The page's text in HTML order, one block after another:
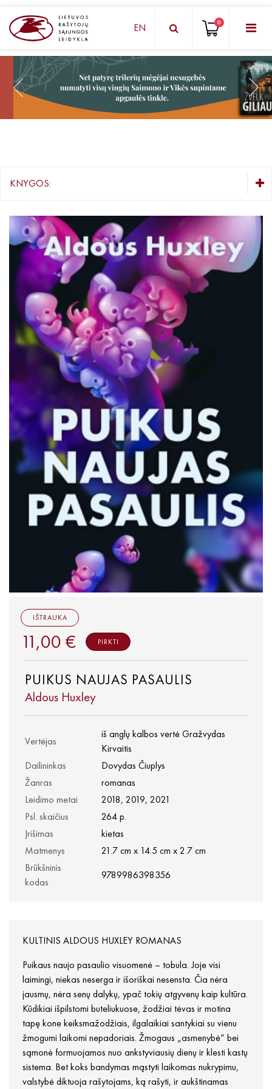
KNYGŲ DĖŽUTĖ - STAIGMENA
Grožinė literatūra
Knygos su autografais
KNYGOS PIGIAU
Išparduota
EN 0
KNYGOS:
Grožinė literatūra
Lietuvių autorių literatūra
Užsienio autorių literatūra
Trileriai, detektyvai
Klasika
Apsakymai, novelės
Poezija, pjesės
Esė
Pirmoji knyga (PK)
Lietuvių literatūros lobynas. XX amžius
Knygos vaikams ir paaugliams
Negrožinė literatūra
El. knygos
Audioknygos
Knygos su autografais
KNYGOS PIGIAU
Išparduota
PUIKUS NAUJAS PASAULIS
Aldous Huxley
Vertėjas
iš anglų kalbos vertė Gražvydas
Kirvaitis
Dailininkas
Dovydas Čiuplys
Žanras
romanas
Leidimo metai
2018, 2019, 2021
Psl. skaičius
264 p.
Įrišimas
kietas
Matmenys
21.7 cm x 14.5 cm x 2.7 cm
Brūkšninis
kodas
9789986398356
IŠTRAUKA
11,00 € PIRKTI
KULTINIS ALDOUS HUXLEY ROMANAS
Puikaus naujo pasaulio visuomenė – tobula. Joje visi
laimingi, niekas neserga ir išoriškai nesensta. Čia nėra
jausmų, nėra senų dalykų, ypač tokių atgyvenų kaip kultūra.
Kūdikiai išpilstomi buteliukuose, žodžiai tėvas ir motina
tapę kone keiksmažodžiais, ilgalaikiai santykiai su vienu
žmogumi laikomi nepadoriais. Žmogaus „asmenybė“ bei
sąmonė formuojamos nuo ankstyviausių dienų ir klesti kastų
sistema. Bet koks bandymas mąstyti laikomas nukrypimu,
valstybė diktuoja rašytojams, ką rašyti, ir aukštinamas